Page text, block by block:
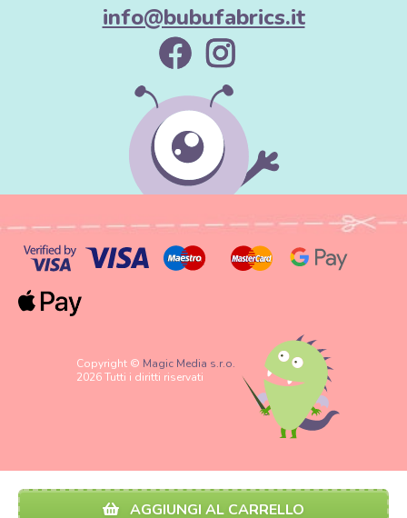
AGGIUNGI AL CARRELLO
info@bubufabrics.it
Copyright © Magic Media s.r.o.
2026 Tutti i diritti riservati